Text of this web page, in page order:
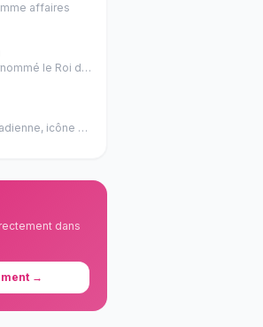
affaires
Michael Jackson, surnommé le Roi de la Pop, est un chanteur, auteur-compositeur, danseur et producteur américain.
Chanteuse pop barbadienne, icône mondiale des années 2000-2010
dans
→